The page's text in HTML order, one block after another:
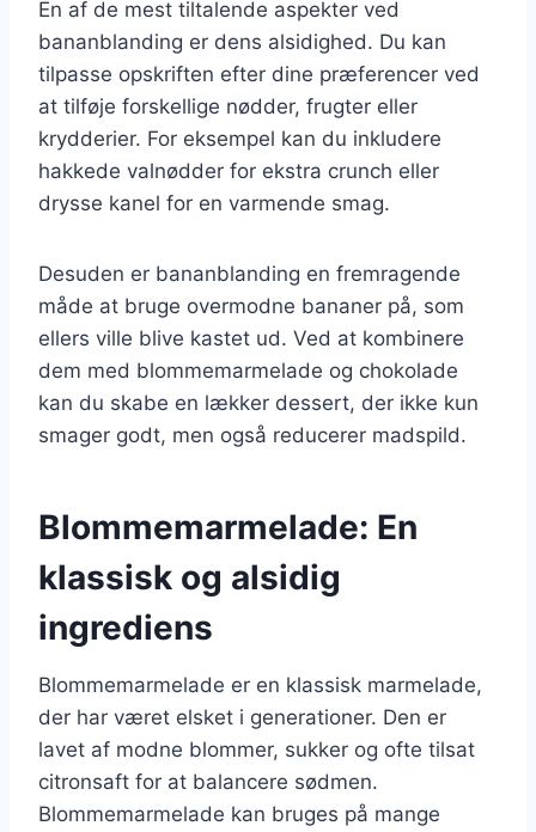
En af de mest tiltalende aspekter ved
bananblanding er dens alsidighed. Du kan
tilpasse opskriften efter dine præferencer ved
at tilføje forskellige nødder, frugter eller
krydderier. For eksempel kan du inkludere
hakkede valnødder for ekstra crunch eller
drysse kanel for en varmende smag.
Desuden er bananblanding en fremragende
måde at bruge overmodne bananer på, som
ellers ville blive kastet ud. Ved at kombinere
dem med blommemarmelade og chokolade
kan du skabe en lækker dessert, der ikke kun
smager godt, men også reducerer madspild.
Blommemarmelade: En
klassisk og alsidig
ingrediens
Blommemarmelade er en klassisk marmelade,
der har været elsket i generationer. Den er
lavet af modne blommer, sukker og ofte tilsat
citronsaft for at balancere sødmen.
Blommemarmelade kan bruges på mange